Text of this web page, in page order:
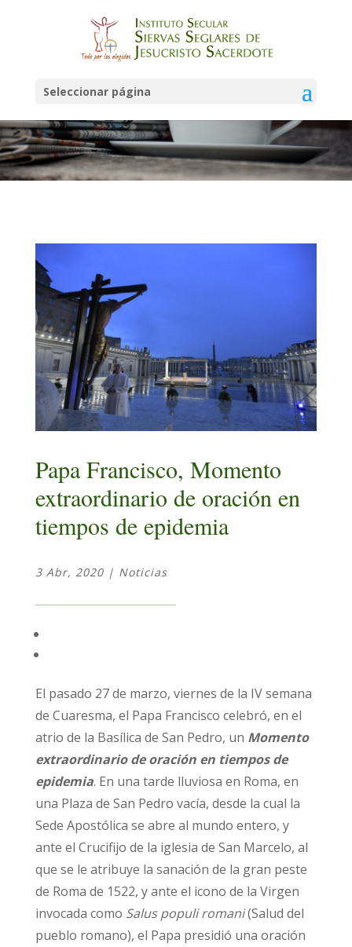
Seleccionar página
Noticias
Papa Francisco, Momento
extraordinario de oración en
tiempos de epidemia
3 Abr, 2020| Noticias
El pasado 27 de marzo, viernes de la IV semana
de Cuaresma, el Papa Francisco celebró, en el
atrio de la Basílica de San Pedro, un Momento
extraordinario de oración en tiempos de
epidemia. En una tarde lluviosa en Roma, en
una Plaza de San Pedro vacía, desde la cual la
Sede Apostólica se abre al mundo entero, y
ante el Crucifijo de la iglesia de San Marcelo, al
que se le atribuye la sanación de la gran peste
de Roma de 1522, y ante el icono de la Virgen
invocada como Salus populi romani(Salud del
pueblo romano), el Papa presidió una oración